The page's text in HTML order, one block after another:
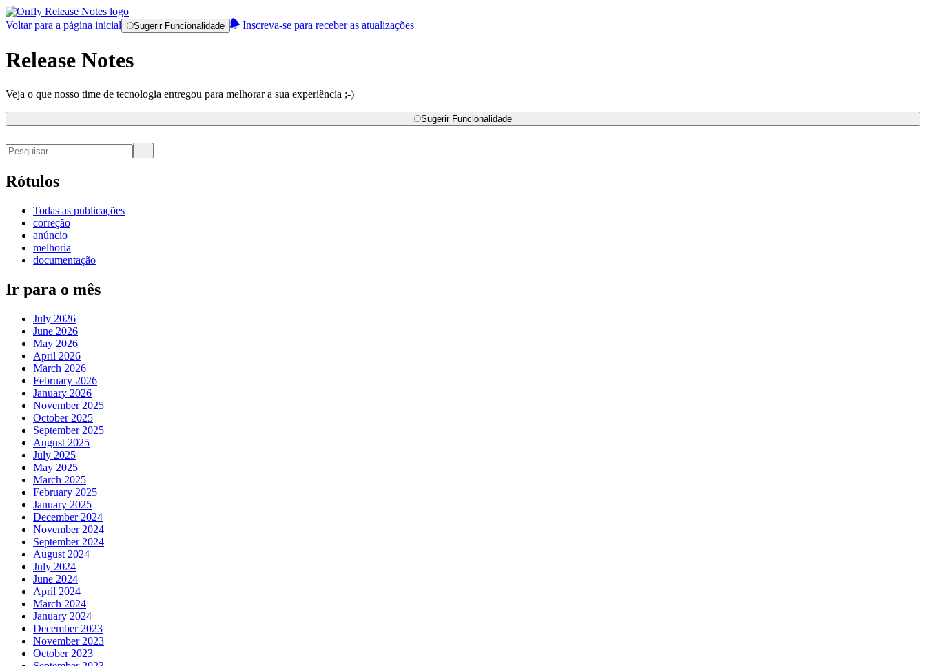
Voltar para a página inicial Sugerir Funcionalidade Inscreva-se para receber as atualizações
Release Notes
Veja o que nosso time de tecnologia entregou para melhorar a sua experiência ;-)
Sugerir Funcionalidade
Rótulos
Todas as publicações
correção
anúncio
melhoria
documentação
Ir para o mês
July 2026
June 2026
May 2026
April 2026
March 2026
February 2026
January 2026
November 2025
October 2025
September 2025
August 2025
July 2025
May 2025
March 2025
February 2025
January 2025
December 2024
November 2024
September 2024
August 2024
July 2024
June 2024
April 2024
March 2024
January 2024
December 2023
November 2023
October 2023